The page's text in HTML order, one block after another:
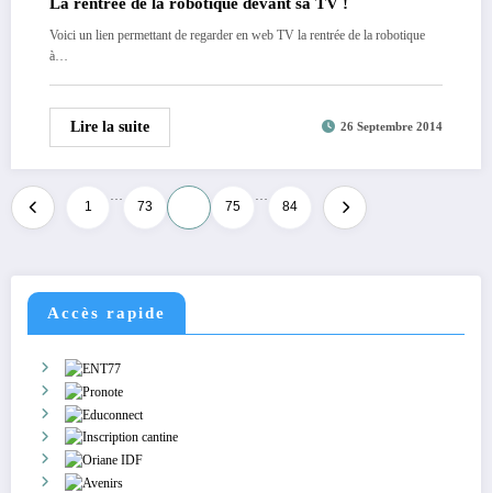
Voici un lien permettant de regarder en web TV la rentrée de la robotique
à…
Lire la suite 26 Septembre 2014
Pagination
des
publications
1
…
73 75
…
84
Accès rapide